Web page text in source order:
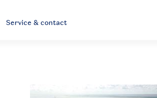
Service & contact